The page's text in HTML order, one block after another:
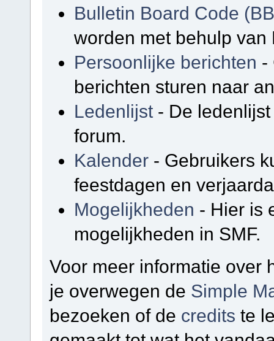
Bulletin Board Code
worden met behulp
Persoonlijke berichten -
berichten sturen naar
Ledenlijst - De
forum.
Kalender - Gebruikers
feestdagen en
Mogelijkheden - Hier is
mogelijkheden in SMF.
Voor meer informatie over
je overwegen de Simple
bezoeken of de credits te